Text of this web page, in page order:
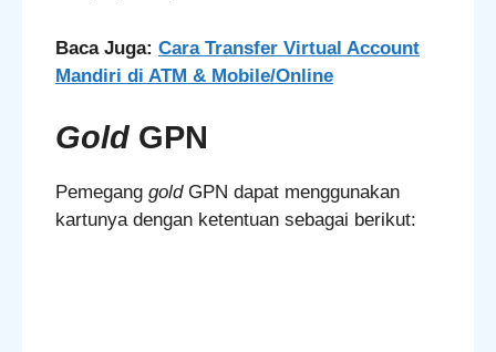
Baca Juga: Cara Transfer Virtual Account
Mandiri di ATM & Mobile/Online
GoldGPN
Pemegang goldGPN dapat menggunakan
kartunya dengan ketentuan sebagai berikut: